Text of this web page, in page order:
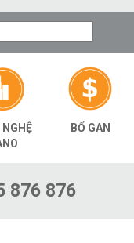
BỔ GAN
876 876